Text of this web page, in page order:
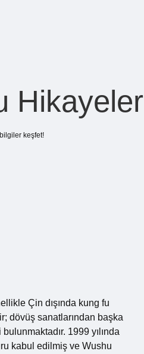
Hikayeler
keşfet!
Çin dışında kung fu
dövüş sanatlarından başka
1999 yılında
kabul edilmiş ve Wushu